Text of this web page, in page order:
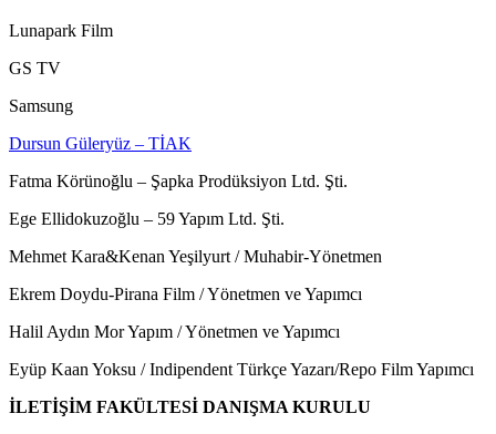
Lunapark Film
GS TV
Samsung
Dursun Güleryüz – TİAK
Fatma Körünoğlu – Şapka Prodüksiyon Ltd. Şti.
Ege Ellidokuzoğlu – 59 Yapım Ltd. Şti.
Mehmet Kara&Kenan Yeşilyurt / Muhabir-Yönetmen
Ekrem Doydu-Pirana Film / Yönetmen ve Yapımcı
Halil Aydın Mor Yapım / Yönetmen ve Yapımcı
Eyüp Kaan Yoksu / Indipendent Türkçe Yazarı/Repo Film Yapımcı
İLETİŞİM FAKÜLTESİ DANIŞMA KURULU